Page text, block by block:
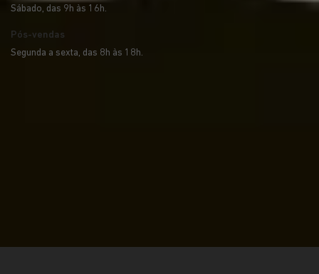
Sábado, das 9h às 16h.
Pós-vendas
Segunda a sexta, das 8h às 18h.